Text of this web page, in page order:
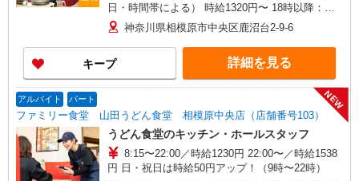
日・時間帯による） 時給1320円〜 18時以降：時
給1470円〜 ★土曜＋100円 ★日・祝＋100円 ※ア
ルバイトさんの時給や募集内容はお問い合わせく
ださい
神奈川県相模原市中央区鹿沼台2-9-6
キープ 詳細を見る
アルバイト パート
ファミリー食堂 山田うどん食堂 相模原中央店（店舗番号103）
NEW
うどん食堂のキッチン・ホールスタッフ
8:15〜22:00／時給1230円 22:00〜／時給1538
円 日・祝日は時給50円アップ！（9時〜22時）